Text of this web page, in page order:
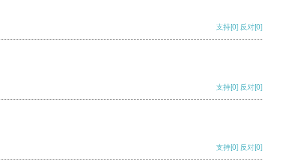
支持[0] 反对[0]
支持[0] 反对[0]
支持[0] 反对[0]